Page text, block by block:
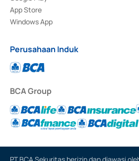
App Store
Windows App
Perusahaan Induk
BCA Group